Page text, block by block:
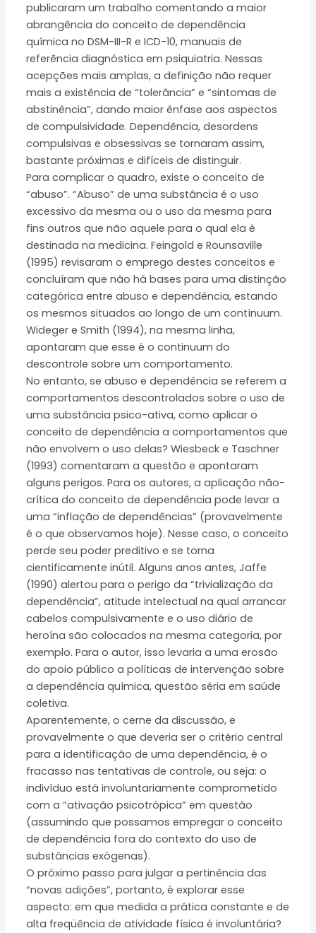
publicaram um trabalho comentando a maior
abrangência do conceito de dependência
química no DSM-III-R e ICD-10, manuais de
referência diagnóstica em psiquiatria. Nessas
acepções mais amplas, a definição não requer
mais a existência de “tolerância” e “sintomas de
abstinência”, dando maior ênfase aos aspectos
de compulsividade. Dependência, desordens
compulsivas e obsessivas se tornaram assim,
bastante próximas e difíceis de distinguir.
Para complicar o quadro, existe o conceito de
“abuso”. “Abuso” de uma substância é o uso
excessivo da mesma ou o uso da mesma para
fins outros que não aquele para o qual ela é
destinada na medicina. Feingold e Rounsaville
(1995) revisaram o emprego destes conceitos e
concluíram que não há bases para uma distinção
categórica entre abuso e dependência, estando
os mesmos situados ao longo de um contínuum.
Wideger e Smith (1994), na mesma linha,
apontaram que esse é o continuum do
descontrole sobre um comportamento.
No entanto, se abuso e dependência se referem a
comportamentos descontrolados sobre o uso de
uma substância psico-ativa, como aplicar o
conceito de dependência a comportamentos que
não envolvem o uso delas? Wiesbeck e Taschner
(1993) comentaram a questão e apontaram
alguns perigos. Para os autores, a aplicação não-
crítica do conceito de dependência pode levar a
uma “inflação de dependências” (provavelmente
é o que observamos hoje). Nesse caso, o conceito
perde seu poder preditivo e se torna
cientificamente inútil. Alguns anos antes, Jaffe
(1990) alertou para o perigo da “trivialização da
dependência”, atitude intelectual na qual arrancar
cabelos compulsivamente e o uso diário de
heroína são colocados na mesma categoria, por
exemplo. Para o autor, isso levaria a uma erosão
do apoio público a políticas de intervenção sobre
a dependência química, questão séria em saúde
coletiva.
Aparentemente, o cerne da discussão, e
provavelmente o que deveria ser o critério central
para a identificação de uma dependência, é o
fracasso nas tentativas de controle, ou seja: o
indivíduo está involuntariamente comprometido
com a “ativação psicotrópica” em questão
(assumindo que possamos empregar o conceito
de dependência fora do contexto do uso de
substâncias exógenas).
O próximo passo para julgar a pertinência das
“novas adições”, portanto, é explorar esse
aspecto: em que medida a prática constante e de
alta freqüência de atividade física é involuntária?